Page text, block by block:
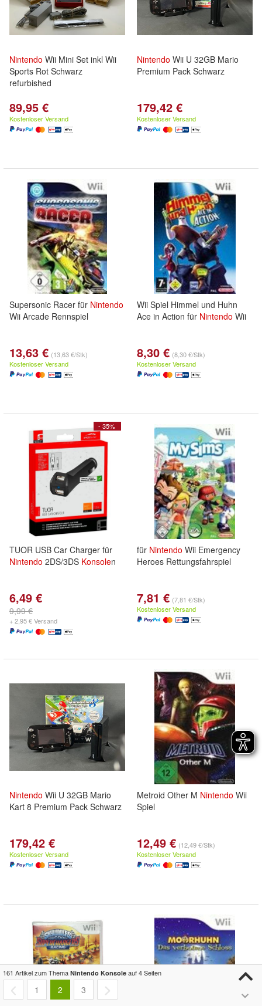
Nintendo Wii Mini Set inkl Wii
Sports Rot Schwarz
refurbished
89,95 €
Kostenloser Versand
Nintendo Wii U 32GB Mario
Premium Pack Schwarz
179,42 €
Kostenloser Versand
Supersonic Racer für Nintendo
Wii Arcade Rennspiel
13,63 € (13,63 €/Stk)
Kostenloser Versand
Wii Spiel Himmel und Huhn
Ace in Action für Nintendo Wii
8,30 € (8,30 €/Stk)
Kostenloser Versand
- 35%
TUOR USB Car Charger für
Nintendo 2DS/3DS Konsolen
6,49 €
9,99 €
+ 2,95 € Versand
für Nintendo Wii Emergency
Heroes Rettungsfahrspiel
7,81 € (7,81 €/Stk)
Kostenloser Versand
Nintendo Wii U 32GB Mario
Kart 8 Premium Pack Schwarz
179,42 €
Kostenloser Versand
Metroid Other M Nintendo Wii
Spiel
12,49 € (12,49 €/Stk)
Kostenloser Versand
161 Artikel zum Thema Nintendo Konsole auf 4 Seiten
1 2 3